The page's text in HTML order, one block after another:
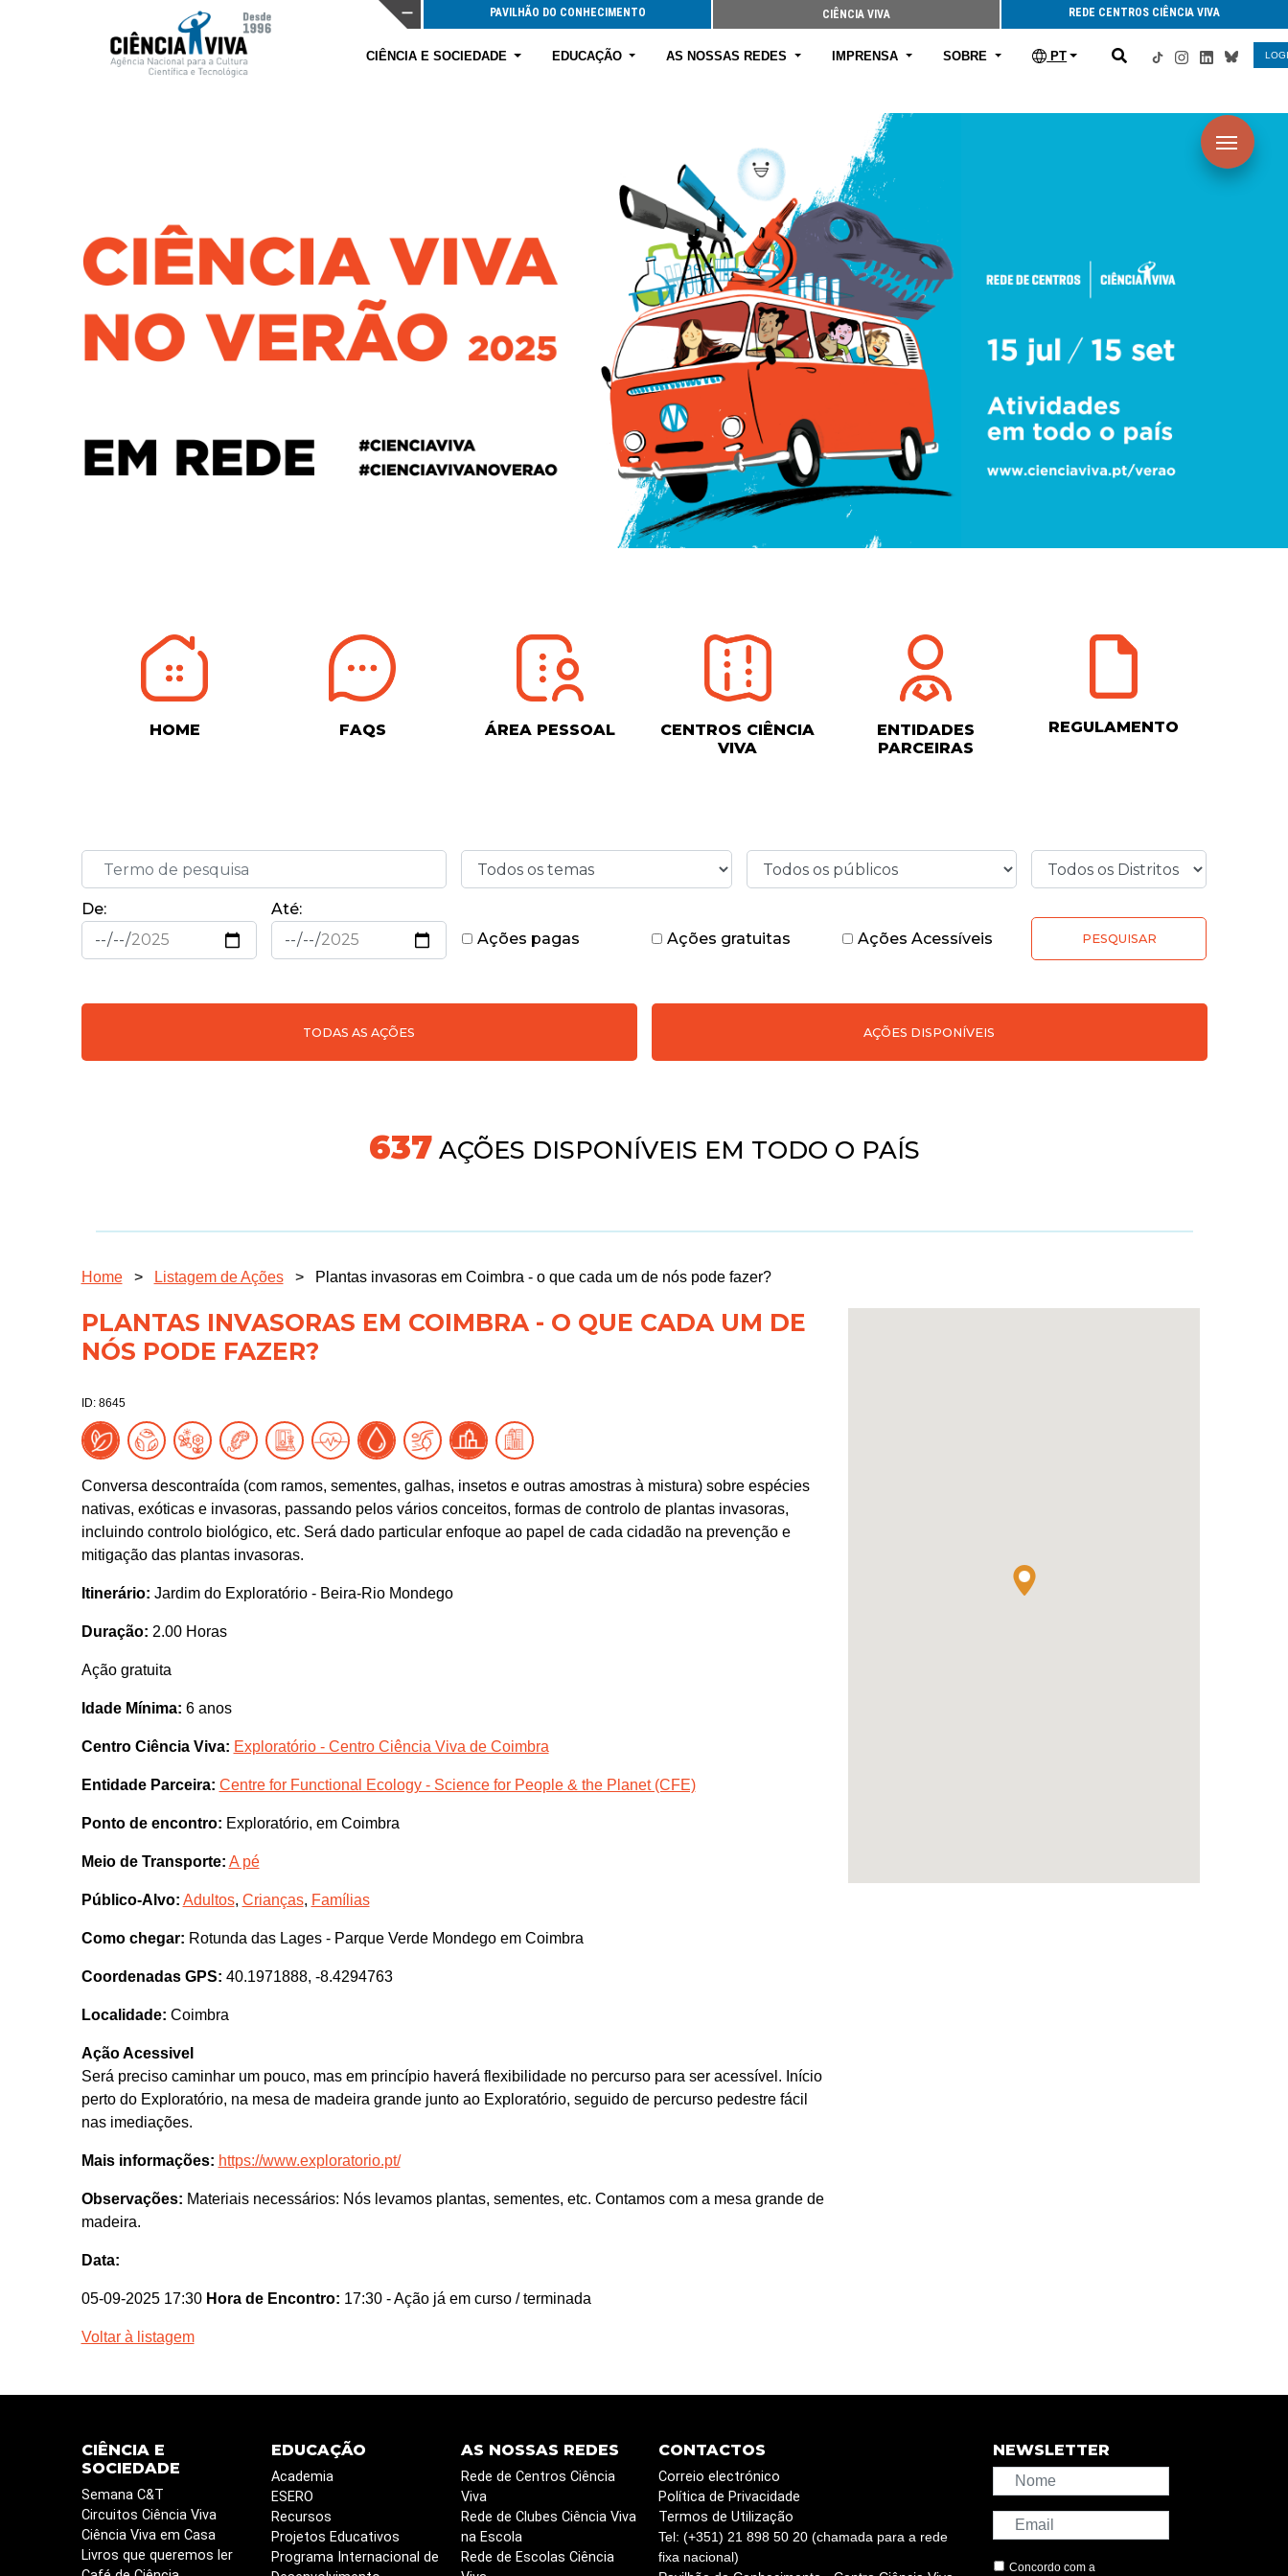
PAVILHÃO DO CONHECIMENTO CIÊNCIA VIVA REDE CENTROS CIÊNCIA VIVA
CIÊNCIA E SOCIEDADE EDUCAÇÃO AS NOSSAS REDES IMPRENSA SOBRE PT
HOME FAQS ÁREA PESSOAL
CENTROS CIÊNCIA
VIVA
ENTIDADES
PARCEIRAS
REGULAMENTO
De:
Até:
Ações pagas
Ações gratuitas Ações Acessíveis PESQUISAR
TODAS AS AÇÕES AÇÕES DISPONÍVEIS
731AÇÕES DISPONÍVEIS EM TODO O PAÍS
Home > Listagem de Ações > Plantas invasoras em Coimbra - o que cada um de nós pode fazer?
PLANTAS INVASORAS EM COIMBRA - O QUE CADA UM DE
NÓS PODE FAZER?
ID: 8645
Conversa descontraída (com ramos, sementes, galhas, insetos e outras amostras à mistura) sobre espécies
nativas, exóticas e invasoras, passando pelos vários conceitos, formas de controlo de plantas invasoras,
incluindo controlo biológico, etc. Será dado particular enfoque ao papel de cada cidadão na prevenção e
mitigação das plantas invasoras.
Itinerário: Jardim do Exploratório - Beira-Rio Mondego
Duração: 2.00 Horas
Ação gratuita
Idade Mínima: 6 anos
Centro Ciência Viva: Exploratório - Centro Ciência Viva de Coimbra
Entidade Parceira: Centre for Functional Ecology - Science for People & the Planet (CFE)
Ponto de encontro: Exploratório, em Coimbra
Meio de Transporte: A pé
Público-Alvo: Adultos, Crianças, Famílias
Como chegar: Rotunda das Lages - Parque Verde Mondego em Coimbra
Coordenadas GPS: 40.1971888, -8.4294763
Localidade: Coimbra
Ação Acessivel
Será preciso caminhar um pouco, mas em princípio haverá flexibilidade no percurso para ser acessível. Início
perto do Exploratório, na mesa de madeira grande junto ao Exploratório, seguido de percurso pedestre fácil
nas imediações.
Mais informações: https://www.exploratorio.pt/
Observações: Materiais necessários: Nós levamos plantas, sementes, etc. Contamos com a mesa grande de
madeira.
Data:
05-09-2025 17:30 Hora de Encontro: 17:30 - Ação já em curso / terminada
Voltar à listagem
CIÊNCIA E
SOCIEDADE
Semana C&T
Circuitos Ciência Viva
Ciência Viva em Casa
Livros que queremos ler
EDUCAÇÃO
Academia
ESERO
Recursos
Projetos Educativos
Programa Internacional de
AS NOSSAS REDES
Rede de Centros Ciência
Viva
Rede de Clubes Ciência Viva
na Escola
Rede de Escolas Ciência
CONTACTOS
Correio electrónico
Política de Privacidade
Termos de Utilização
Tel: (+351) 21 898 50 20 (chamada para a rede
fixa nacional)
NEWSLETTER
Concordo com a